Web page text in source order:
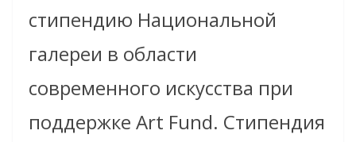
стипендию Национальной
галереи в области
современного искусства при
поддержке Art Fund. Стипендия